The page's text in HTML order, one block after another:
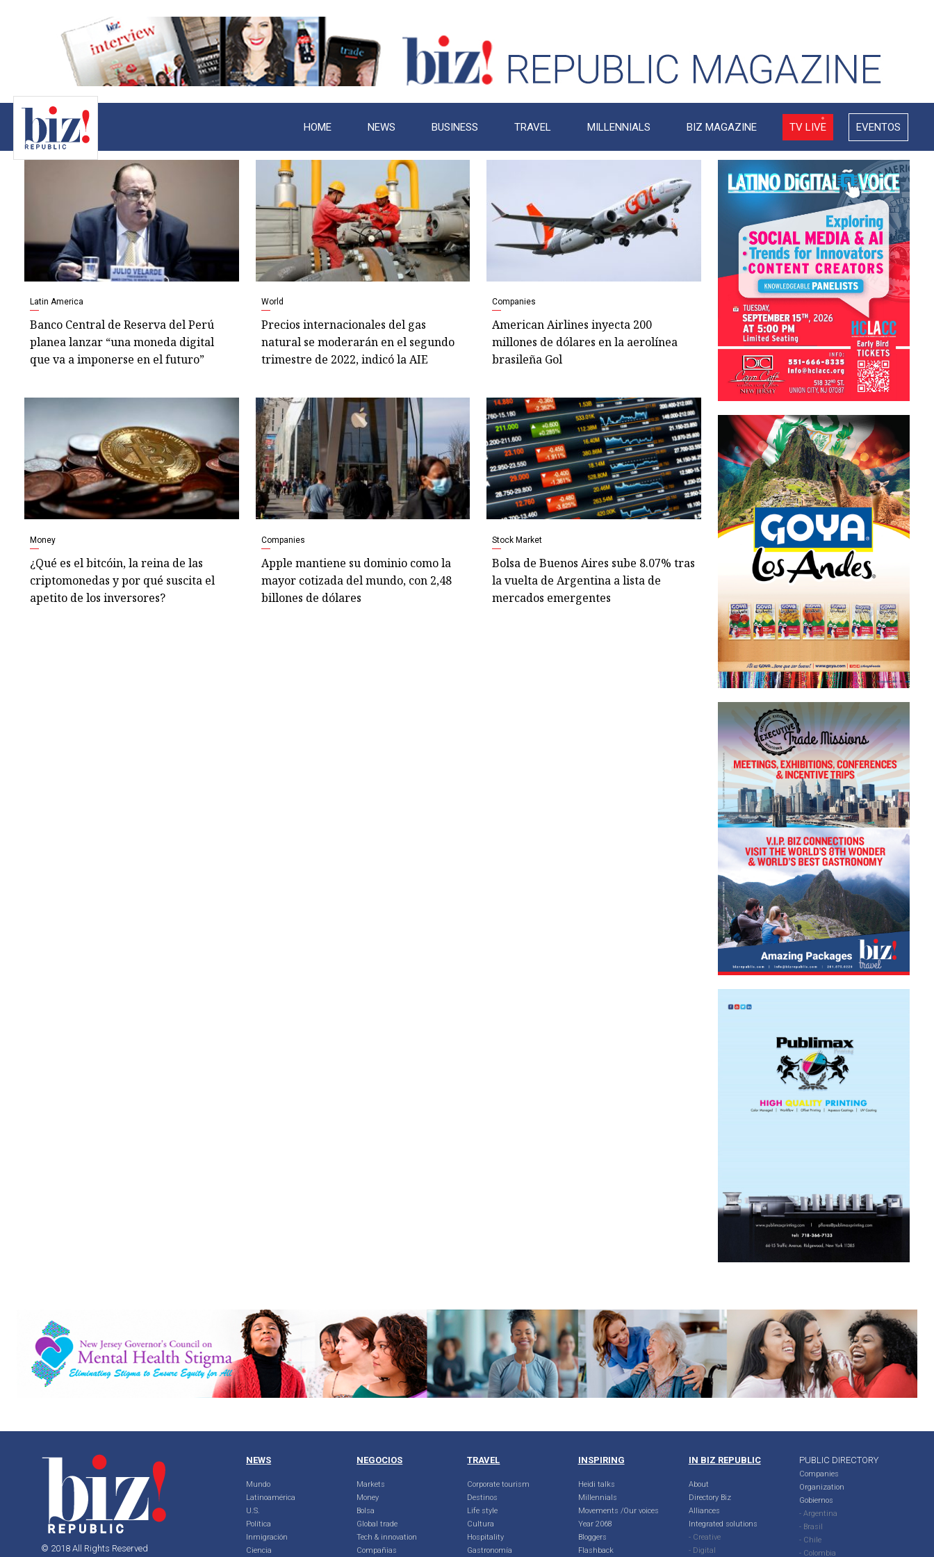
HOME NEWS BUSINESS TRAVEL MILLENNIALS BIZ MAGAZINE TV LIVE EVENTOS
Latin America
Banco Central de Reserva del Perú
planea lanzar “una moneda digital
que va a imponerse en el futuro”
World
Precios internacionales del gas
natural se moderarán en el segundo
trimestre de 2022, indicó la AIE
Companies
American Airlines inyecta 200
millones de dólares en la aerolínea
brasileña Gol
Money
¿Qué es el bitcóin, la reina de las
criptomonedas y por qué suscita el
apetito de los inversores?
Companies
Apple mantiene su dominio como la
mayor cotizada del mundo, con 2,48
billones de dólares
Stock Market
Bolsa de Buenos Aires sube 8.07% tras
la vuelta de Argentina a lista de
mercados emergentes
© 2018 All Rights Reserved
NEWS
Mundo
Latinoamérica
U.S.
Política
Inmigración
Ciencia
NEGOCIOS
Markets
Money
Bolsa
Global trade
Tech & innovation
Compañias
TRAVEL
Corporate tourism
Destinos
Life style
Cultura
Hospitality
Gastronomía
INSPIRING
Heidi talks
Millennials
Movements /Our voices
Year 2068
Bloggers
Flashback
IN BIZ REPUBLIC
About
Directory Biz
Alliances
Integrated solutions
- Creative
- Digital
PUBLIC DIRECTORY
Companies
Organization
Gobiernos
- Argentina
- Brasil
- Chile
- Colombia